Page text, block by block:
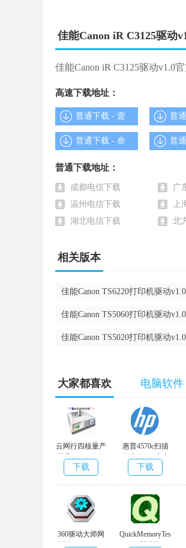
佳能Canon iR C3125驱动
佳能Canon iR C3125驱动
佳能Canon iR C3125驱动v1.0
高速下载地址：
普通下载 - 壹 普
普通下载 - 叁 普
普通下载地址：
成都电信下载
广
温州电信下载
上
湖北电信下载
北
相关版本
佳能Canon TS6220打印机驱动
佳能Canon TS5060打印机驱动
佳能Canon TS5020打印机驱动
大家都喜欢 电脑软件
云网行四核量产
工具v1.8绿色版
下载
惠普4570c扫描
仪驱动v1.0官方
版
下载
360驱动大师网
卡版 v2.0.0.1690
存测试工